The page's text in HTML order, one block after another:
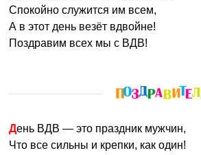
Спокойно служится им всем,
А в этот день везёт вдвойне!
Поздравим всех мы с ВДВ!
День ВДВ — это праздник мужчин,
Что все сильны и крепки, как один!